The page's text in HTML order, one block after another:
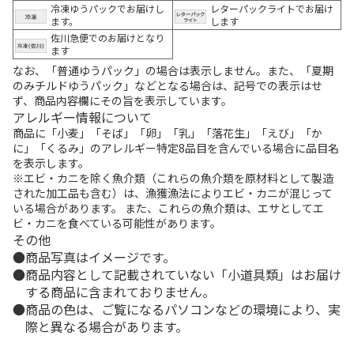
冷凍ゆうパックでお届けし
ます。
レターパックライトでお届け
します
佐川急便でのお届けとなり
ます
なお、「普通ゆうパック」の場合は表示しません。また、「夏期
のみチルドゆうパック」などとなる場合は、記号での表示はせ
ず、商品内容欄にその旨を表示しています。
アレルギー情報について
商品に「小麦」「そば」「卵」「乳」「落花生」「えび」「か
に」「くるみ」のアレルギー特定8品目を含んでいる場合に品目名
を表示します。
※エビ・カニを除く魚介類（これらの魚介類を原材料として製造
された加工品も含む）は、漁獲漁法によりエビ・カニが混じって
いる場合があります。 また、これらの魚介類は、エサとしてエ
ビ・カニを食べている可能性があります。
その他
商品写真はイメージです。
商品内容として記載されていない「小道具類」はお届け
する商品に含まれておりません。
商品の色は、ご覧になるパソコンなどの環境により、実
際と異なる場合があります。